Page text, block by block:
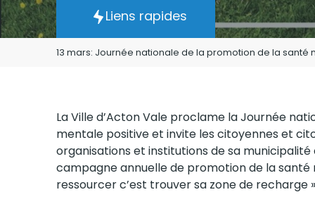
Liens rapides
13 mars: Journée nationale de la promotion de la santé
La Ville d’Acton Vale proclame la Journée
mentale positive et invite les citoyennes et
organisations et institutions de sa
campagne annuelle de promotion de la santé
ressourcer c’est trouver sa zone de recharge